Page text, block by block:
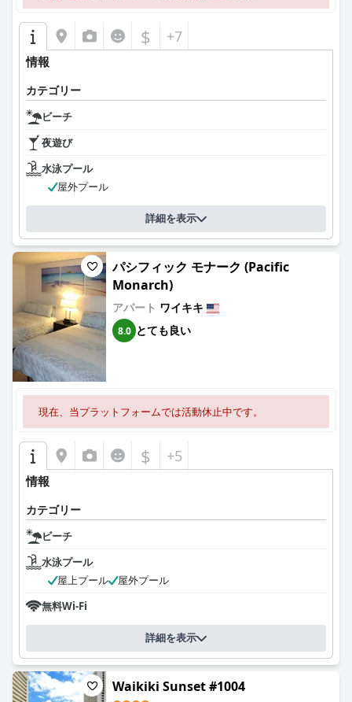
$ +7
情報
カテゴリー
ビーチ
夜遊び
水泳プール
屋外プール
詳細を表示
パシフィック モナーク (Pacific
Monarch)
アパート ワイキキ
8.0 とても良い
現在、当プラットフォームでは活動休止中です。
$ +5
情報
カテゴリー
ビーチ
水泳プール
屋上プール
屋外プール
無料Wi-Fi
詳細を表示
Waikiki Sunset #1004